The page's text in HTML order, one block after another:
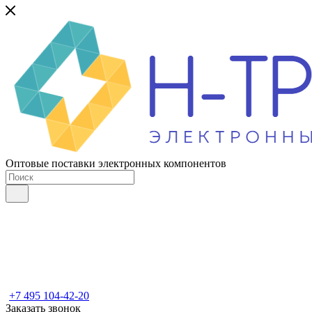
Оптовые поставки электронных компонентов
+7 495 104-42-20
Заказать звонок